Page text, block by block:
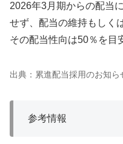
2026年3月期からの配当
せず、配当の維持もしく
その配当性向は50％を目
出典：累進配当採用のお知ら
参考情報